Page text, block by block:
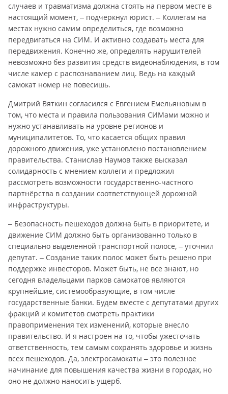
случаев и травматизма должна стоять на первом месте в
настоящий момент, – подчеркнул юрист. – Коллегам на
местах нужно самим определиться, где возможно
передвигаться на СИМ. И активно создавать места для
передвижения. Конечно же, определять нарушителей
невозможно без развития средств видеонаблюдения, в том
числе камер с распознаванием лиц. Ведь на каждый
самокат номер не повесишь.
Дмитрий Вяткин согласился с Евгением Емельяновым в
том, что места и правила пользования СИМами можно и
нужно устанавливать на уровне регионов и
муниципалитетов. То, что касается общих правил
дорожного движения, уже установлено постановлением
правительства. Станислав Наумов также высказал
солидарность с мнением коллеги и предложил
рассмотреть возможности государственно-частного
партнёрства в создании соответствующей дорожной
инфраструктуры.
– Безопасность пешеходов должна быть в приоритете, и
движение СИМ должно быть организованно только в
специально выделенной транспортной полосе, – уточнил
депутат. – Создание таких полос может быть решено при
поддержке инвесторов. Может быть, не все знают, но
сегодня владельцами парков самокатов являются
крупнейшие, системообразующие, в том числе
государственные банки. Будем вместе с депутатами других
фракций и комитетов смотреть практики
правоприменения тех изменений, которые внесло
правительство. И я настроен на то, чтобы ужесточать
ответственность, тем самым сохранять здоровье и жизнь
всех пешеходов. Да, электросамокаты – это полезное
начинание для повышения качества жизни в городах, но
оно не должно наносить ущерб.